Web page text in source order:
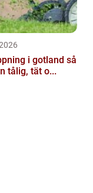
i gotland så
tålig, tät o...